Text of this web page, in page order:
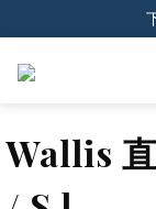
登
Wallis